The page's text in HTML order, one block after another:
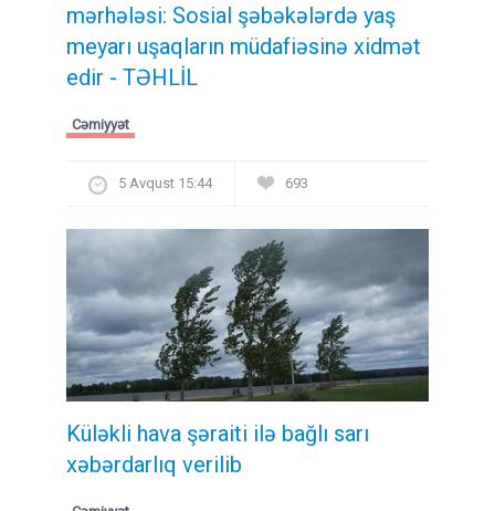
mərhələsi: Sosial şəbəkələrdə yaş
meyarı uşaqların müdafiəsinə xidmət
edir - TƏHLİL
Cəmiyyət
5 Avqust 15:44 693
Küləkli hava şəraiti ilə bağlı sarı
xəbərdarlıq verilib